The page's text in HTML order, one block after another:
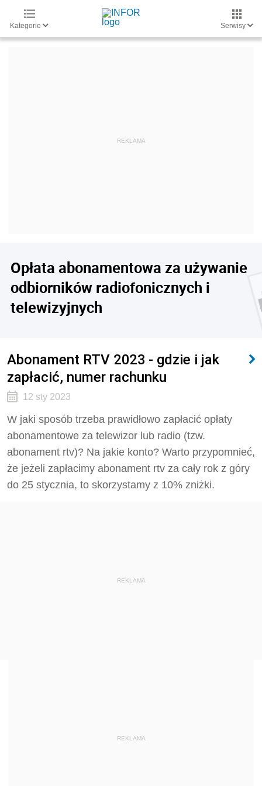
Kategorie Serwisy
Opłata abonamentowa za używanie
odbiorników radiofonicznych i
telewizyjnych
Abonament RTV 2023 - gdzie i jak
zapłacić, numer rachunku
12 sty 2023
W jaki sposób trzeba prawidłowo zapłacić opłaty
abonamentowe za telewizor lub radio (tzw.
abonament rtv)? Na jakie konto? Warto przypomnieć,
że jeżeli zapłacimy abonament rtv za cały rok z góry
do 25 stycznia, to skorzystamy z 10% zniżki.
REKLAMA
REKLAMA